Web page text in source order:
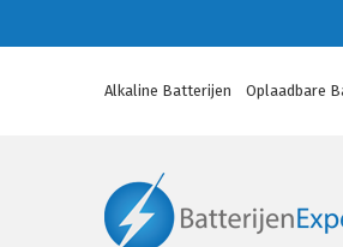
Alkaline Batterijen Oplaadbare